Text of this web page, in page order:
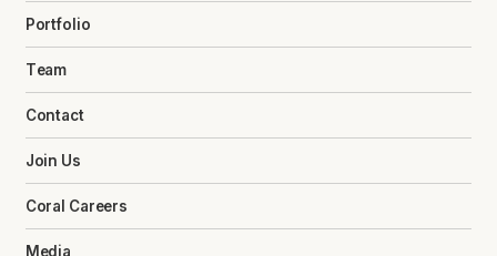
Portfolio
Team
Contact
Join Us
Coral Careers
Media